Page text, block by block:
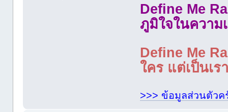
Define Me
ภูมิใจในความ
Define Me
ใคร แต่เป็นเ
>>> ข้อมูลส่วนตัวค